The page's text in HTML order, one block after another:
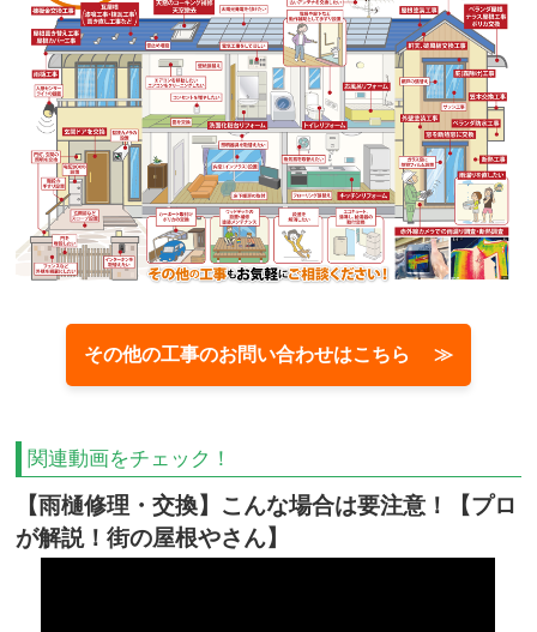
その他の工事のお問い合わせはこちら ≫
関連動画をチェック！
【雨樋修理・交換】こんな場合は要注意！【プロ
が解説！街の屋根やさん】